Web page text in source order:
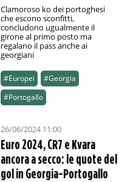
Clamoroso ko dei portoghesi
che escono sconfitti,
concludono ugualmente il
girone al primo posto ma
regalano il pass anche ai
georgiani
#Europei
#Georgia
#Portogallo
26/06/2024 11:00
Euro 2024, CR7 e Kvara
ancora a secco: le quote del
gol in Georgia-Portogallo